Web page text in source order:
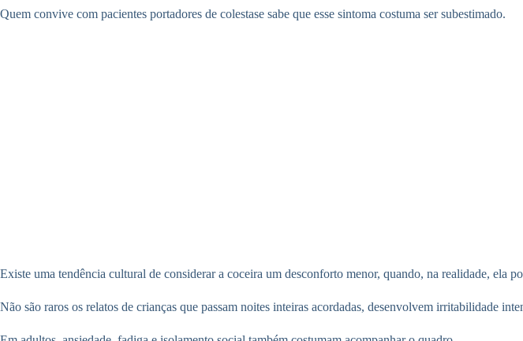
Quem convive com pacientes portadores de colestase sabe que esse sintoma costuma ser subestimado.
Existe uma tendência cultural de considerar a coceira um desconforto menor, quando, na realidade, ela
Não são raros os relatos de crianças que passam noites inteiras acordadas, desenvolvem irritabilidade